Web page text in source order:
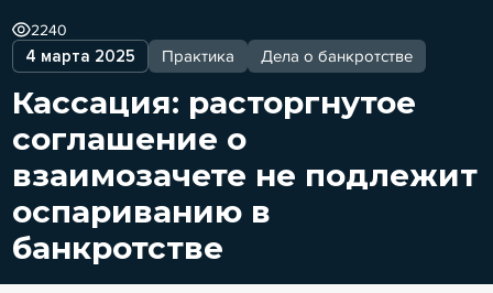
4 марта 2025 Практика Дела о банкротстве
2240
Кассация: расторгнутое
соглашение о
взаимозачете не подлежит
оспариванию в
банкротстве